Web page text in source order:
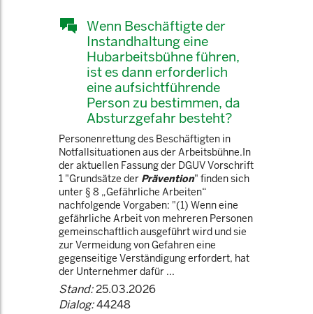
Wenn Beschäftigte der
Instandhaltung eine
Hubarbeitsbühne führen,
ist es dann erforderlich
eine aufsichtführende
Person zu bestimmen, da
Absturzgefahr besteht?
Personenrettung des Beschäftigten in
Notfallsituationen aus der Arbeitsbühne.In
der aktuellen Fassung der DGUV Vorschrift
1 "Grundsätze der Prävention" finden sich
unter § 8 „Gefährliche Arbeiten“
nachfolgende Vorgaben: "(1) Wenn eine
gefährliche Arbeit von mehreren Personen
gemeinschaftlich ausgeführt wird und sie
zur Vermeidung von Gefahren eine
gegenseitige Verständigung erfordert, hat
der Unternehmer dafür ...
Stand:25.03.2026
Dialog:44248